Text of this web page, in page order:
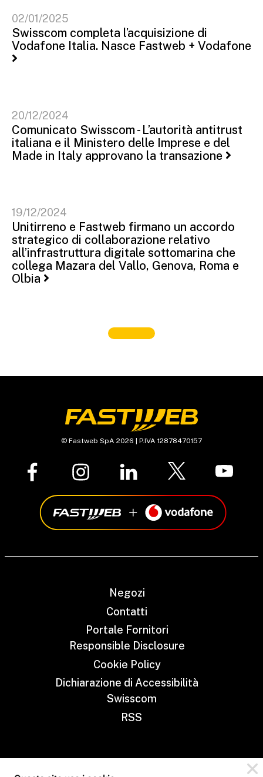
02/01/2025
Swisscom completa l’acquisizione di
Vodafone Italia. Nasce Fastweb + Vodafone
20/12/2024
Comunicato Swisscom - L’autorità antitrust
italiana e il Ministero delle Imprese e del
Made in Italy approvano la transazione
19/12/2024
Unitirreno e Fastweb firmano un accordo
strategico di collaborazione relativo
all’infrastruttura digitale sottomarina che
collega Mazara del Vallo, Genova, Roma e
Olbia
© Fastweb SpA 2026 | P.IVA 12878470157
Negozi
Contatti
Portale Fornitori
Responsible Disclosure
Cookie Policy
Dichiarazione di Accessibilità
Swisscom
RSS